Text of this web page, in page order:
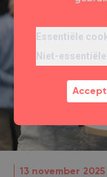
Essentiële
Niet-
Accept
13 november 2025